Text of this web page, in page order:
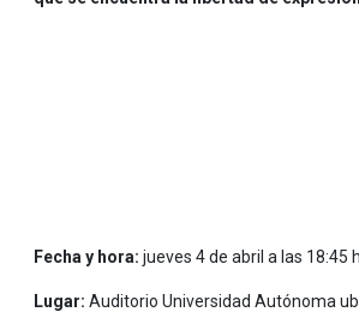
Fecha y hora: jueves 4 de abril a las 18:45
Lugar: Auditorio Universidad Autónoma